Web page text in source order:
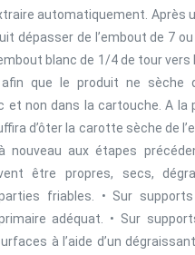
automatiquement. Après
dépasser de l’embout de 7
blanc de 1/4 de tour vers
que le produit ne sèche
et non dans la cartouche. A la
d’ôter la carotte sèche de
nouveau aux étapes
être propres, secs,
friables. • Sur
adéquat. • Sur
à l’aide d’un